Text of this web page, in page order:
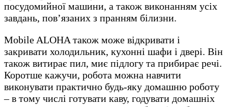
посудомийної машини, а також виконанням усіх
завдань, пов’язаних з пранням білизни.
Mobile ALOHA також може відкривати і
закривати холодильник, кухонні шафи і двері. Він
також витирає пил, миє підлогу та прибирає речі.
Коротше кажучи, робота можна навчити
виконувати практично будь-яку домашню роботу
– в тому числі готувати каву, годувати домашніх